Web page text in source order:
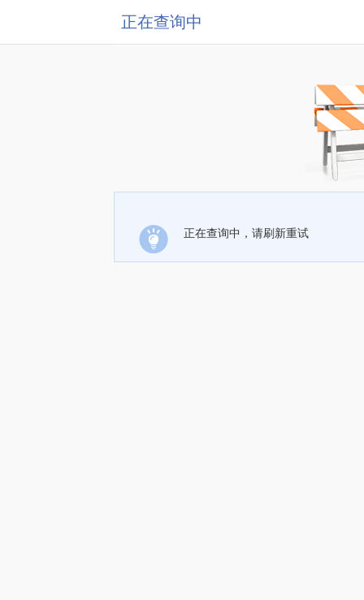
正在查询中
正在查询中，请刷新重试